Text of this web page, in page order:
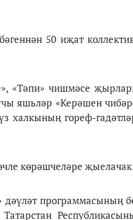
50 иҗат
«Тәпи» чишмәсе
яшьләр «Керәшен
халкының гореф-
көрәшчеләре
дәүләт программасының